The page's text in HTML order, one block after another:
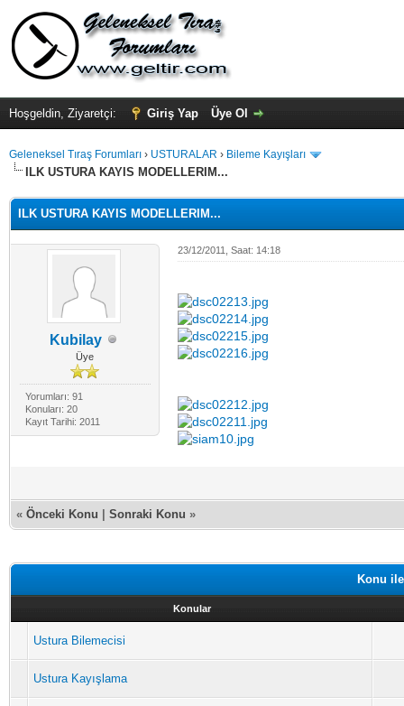
Hoşgeldin, Ziyaretçi: Giriş Yap Üye Ol
Geleneksel Tıraş Forumları › USTURALAR › Bileme Kayışları
ILK USTURA KAYIS MODELLERIM...
ILK USTURA KAYIS MODELLERIM...
Kubilay
Üye
Yorumları: 91
Konuları: 20
Kayıt Tarihi: 2011
23/12/2011, Saat: 14:18
« Önceki Konu Sonraki Konu »
Konu
Konular
Ustura Bilemecisi
Ustura Kayışlama